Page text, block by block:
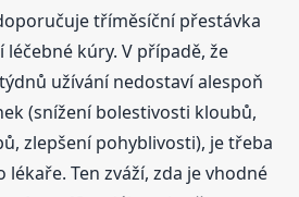
tříměsíční přestávka
kúry. V případě, že
užívání nedostaví alespoň
(snížení bolestivosti kloubů,
zlepšení pohyblivosti), je třeba
Ten zváží, zda je vhodné